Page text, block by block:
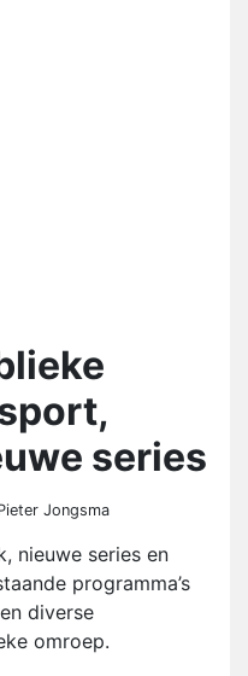
series
Jongsma
nieuwe series en
programma’s
diverse
omroep.